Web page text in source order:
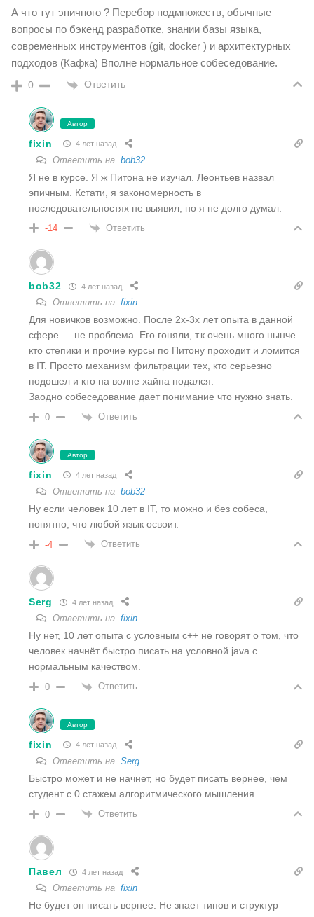
А что тут эпичного ? Перебор подмножеств, обычные
вопросы по бэкенд разработке, знании базы языка,
современных инструментов (git, docker ) и архитектурных
подходов (Кафка) Вполне нормальное собеседование.
0 Ответить
Автор
fixin 4 лет назад
Ответить на bob32
Я не в курсе. Я ж Питона не изучал. Леонтьев назвал
эпичным. Кстати, я закономерность в
последовательностях не выявил, но я не долго думал.
-14 Ответить
bob32 4 лет назад
Ответить на fixin
Для новичков возможно. После 2х-3х лет опыта в данной
сфере — не проблема. Его гоняли, т.к очень много нынче
кто степики и прочие курсы по Питону проходит и ломится
в IT. Просто механизм фильтрации тех, кто серьезно
подошел и кто на волне хайпа подался.
Заодно собеседование дает понимание что нужно знать.
0 Ответить
Автор
fixin 4 лет назад
Ответить на bob32
Ну если человек 10 лет в IT, то можно и без собеса,
понятно, что любой язык освоит.
-4 Ответить
Serg 4 лет назад
Ответить на fixin
Ну нет, 10 лет опыта с условным c++ не говорят о том, что
человек начнёт быстро писать на условной java с
нормальным качеством.
0 Ответить
Автор
fixin 4 лет назад
Ответить на Serg
Быстро может и не начнет, но будет писать вернее, чем
студент с 0 стажем алгоритмического мышления.
0 Ответить
Павел 4 лет назад
Ответить на fixin
Не будет он писать вернее. Не знает типов и структур